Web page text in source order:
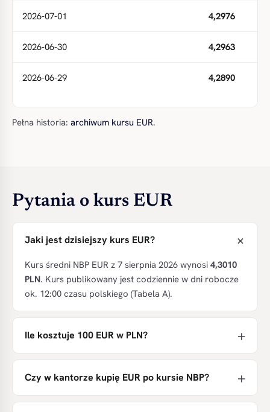
2026-07-01 4,2976
2026-06-30 4,2963
2026-06-29 4,2890
Pełna historia: archiwum kursu EUR.
Pytania o kurs EUR
Jaki jest dzisiejszy kurs EUR?
Kurs średni NBP EUR z 7 sierpnia 2026 wynosi 4,3010
PLN. Kurs publikowany jest codziennie w dni robocze
ok. 12:00 czasu polskiego (Tabela A).
Ile kosztuje 100 EUR w PLN?
Czy w kantorze kupię EUR po kursie NBP?